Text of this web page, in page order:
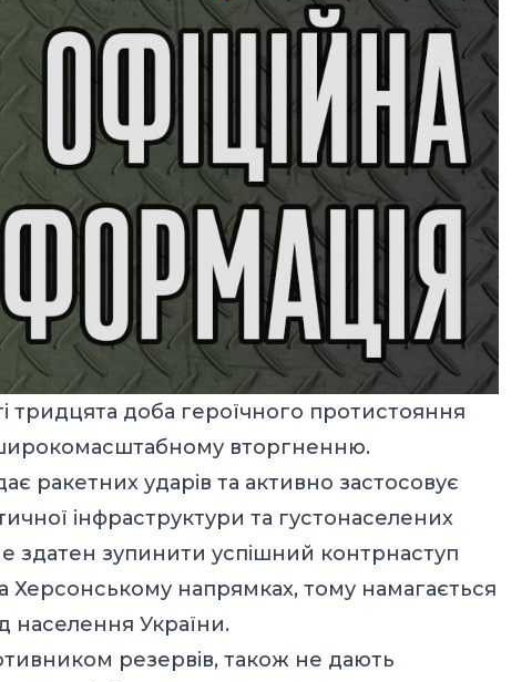
тридцята доба героїчного протистояння
широкомасштабному вторгненню.
ракетних ударів та активно застосовує
інфраструктури та густонаселених
здатен зупинити успішний контрнаступ
Херсонському напрямках, тому намагається
населення України.
резервів, також не дають